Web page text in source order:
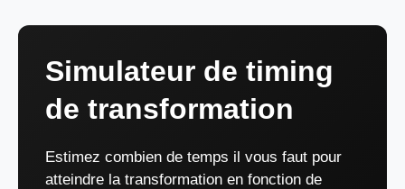
Simulateur de timing
de transformation
Estimez combien de temps il vous faut pour
atteindre la transformation en fonction de